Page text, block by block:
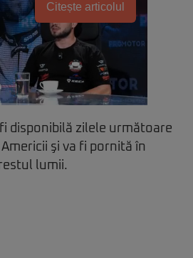
Citește articolul
disponibilă zilele următoare
şi va fi pornită în
lumii.